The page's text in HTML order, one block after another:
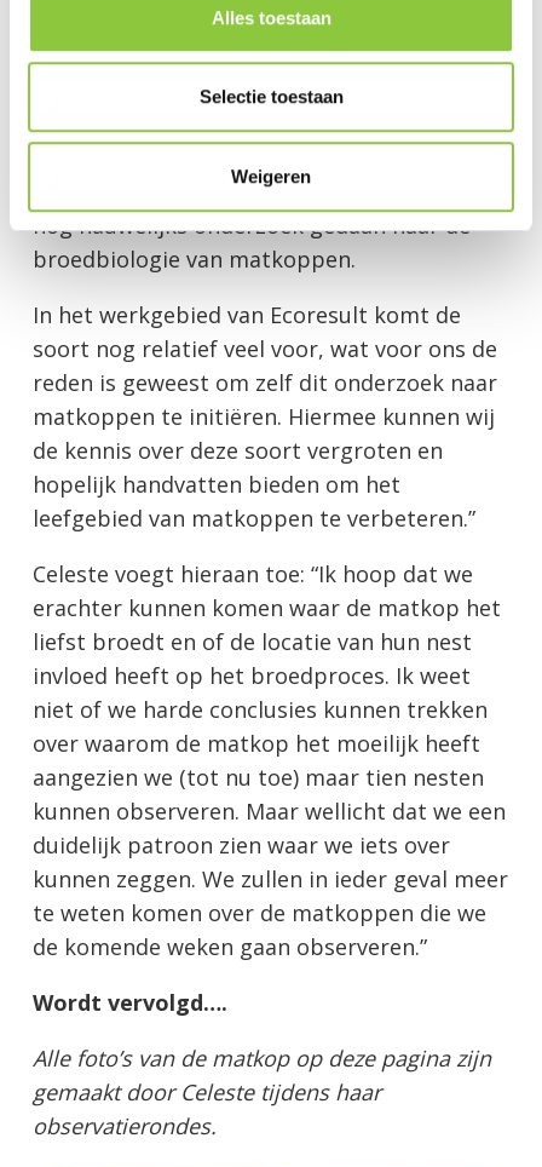
Alles toestaan
Selectie toestaan
Weigeren
mogelijke reden gegeven, omdat zij de
nesten van matkoppen kunnen overnemen.
Ook zouden grote bonte spechten een rol
kunnen spelen in de achteruitgang, omdat
kunnen plunderen. Echter, in Nederland is
nog nauwelijks onderzoek gedaan naar de
broedbiologie van matkoppen.
In het werkgebied van Ecoresult komt de
soort nog relatief veel voor, wat voor ons de
reden is geweest om zelf dit onderzoek naar
matkoppen te initiëren. Hiermee kunnen wij
de kennis over deze soort vergroten en
hopelijk handvatten bieden om het
leefgebied van matkoppen te verbeteren.”
Celeste voegt hieraan toe: “Ik hoop dat we
erachter kunnen komen waar de matkop het
liefst broedt en of de locatie van hun nest
invloed heeft op het broedproces. Ik weet
niet of we harde conclusies kunnen trekken
over waarom de matkop het moeilijk heeft
aangezien we (tot nu toe) maar tien nesten
kunnen observeren. Maar wellicht dat we een
duidelijk patroon zien waar we iets over
kunnen zeggen. We zullen in ieder geval meer
te weten komen over de matkoppen die we
de komende weken gaan observeren.”
Wordt vervolgd….
Alle foto’s van de matkop op deze pagina zijn
gemaakt door Celeste tijdens haar
observatierondes.